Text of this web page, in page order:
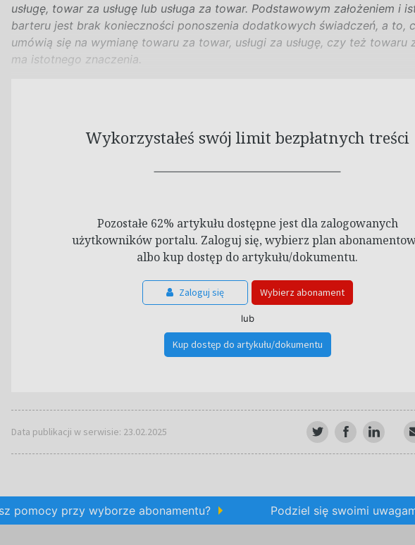
usługę, towar za usługę lub usługa za towar. Podstawowym założeniem i
barteru jest brak konieczności ponoszenia dodatkowych świadczeń, a to,
umówią się na wymianę towaru za towar, usługi za usługę, czy też towaru
ma istotnego znaczenia.
Wykorzystałeś swój limit bezpłatnych treści
Pozostałe 62% artykułu dostępne jest dla zalogowanych
użytkowników portalu. Zaloguj się, wybierz plan
albo kup dostęp do artykułu/dokumentu.
Zaloguj się Wybierz abonament
lub
Kup dostęp do artykułu/dokumentu
Data publikacji w serwisie: 23.02.2025
pomocy przy wyborze abonamentu? Podziel się swoimi